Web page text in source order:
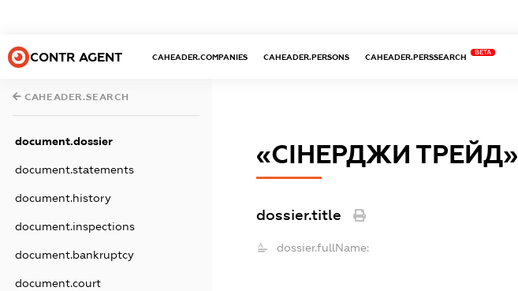
CONTR AGENT CAHEADER.COMPANIES CAHEADER.PERSONS CAHEADER.PERSSEARCH
BETA
CAHEADER.SEARCH
document.dossier
document.statements
document.history
document.inspections
document.bankruptcy
document.court
«СІНЕРДЖИ ТРЕЙД»
dossier.title
dossier.fullName: